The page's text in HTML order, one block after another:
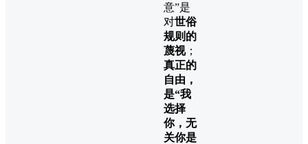
意”是
对世俗
规则的
蔑视；
真正的
自由，
是“我
选择
你，无
关你是